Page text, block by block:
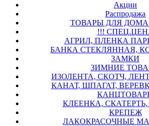
Акции
Распродажа
ТОВАРЫ ДЛЯ ДОМА
!!!
АГРИЛ, ПЛЕНКА
БАНКА СТЕКЛЯННАЯ,
ЗАМКИ
ЗИМНИЕ
ИЗОЛЕНТА, СКОТЧ,
КАНАТ, ШПАГАТ,
КЛЕЕНКА, СКАТЕРТЬ,
КРЕПЕЖ
ЛАКОКРАСОЧНЫЕ